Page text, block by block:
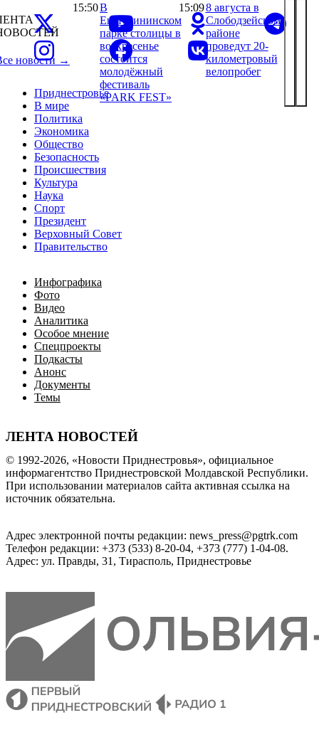
Приднестровье
В мире
Политика
Экономика
Общество
Безопасность
Происшествия
Культура
Наука
Спорт
Президент
Верховный Совет
Правительство
Инфографика
Фото
Видео
Аналитика
Особое мнение
Спецпроекты
Подкасты
Анонс
Документы
Темы
ЛЕНТА НОВОСТЕЙ
новости →
15:50В
Екатерининском
парке столицы в
воскресенье
состоится
молодёжный
фестиваль
«PARK FEST»
15:098 августа в
Слободзейском
районе
проведут 20-
километровый
велопробег
© 1992-2026, «Новости Приднестровья», официальное
информагентство Приднестровской Молдавской Республики.
При использовании материалов сайта активная ссылка на
источник обязательна.
Адрес электронной почты редакции: news_press@pgtrk.com
Телефон редакции: +373 (533) 8-20-04, +373 (777) 1-04-08.
Адрес: ул. Правды, 31, Тирасполь, Приднестровье